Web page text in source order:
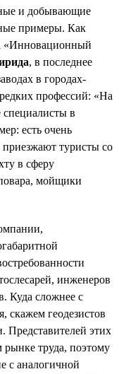
и добывающие
примеры. Как
«Инновационный
, в последнее
в городах-
профессий: «На
специалисты в
есть очень
туристы со
в сферу
мойщики
инженеров
Куда сложнее с
скажем геодезистов
Представителей этих
труда, поэтому
с аналогичной